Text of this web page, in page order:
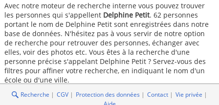
Avec notre moteur de recherche interne vous pouvez trouver
les personnes qui s'appellent Delphine Petit. 62 personnes
portant le nom de Delphine Petit sont enregistrées dans notre
base de données. N'hésitez pas à vous servir de notre option
de recherche pour retrouver des personnes, échanger avec
elles, voir des photos etc. Vous êtes à la recherche d'une
personne précise s'appelant Delphine Petit ? Servez-vous des
filtres pour affiner votre recherche, en indiquant le nom d'un
école ou d'une ville.
Recherche CGV Protection des données Contact
Vie privée